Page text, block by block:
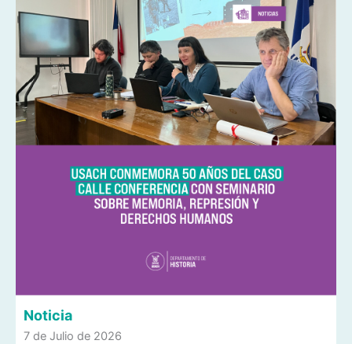
Noticia
7 de Julio de 2026